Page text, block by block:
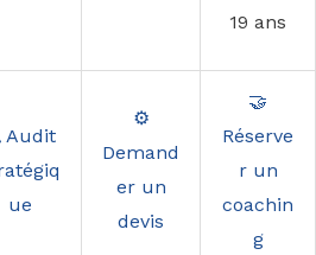
19 ans
Audit
ue
⚙️
Demand
er un
devis
🤝
Réserve
r un
coachin
g